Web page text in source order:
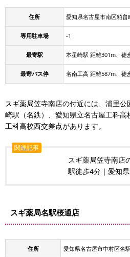
住所 愛知県名古屋市南区粕畠
専用駐車場 -1
最寄駅 本星崎駅 距離301m、徒
最寄バス停 名南工高 距離587m、徒
スギ薬局笠寺南店の付近には、浦里
崎駅（名鉄）、愛知県立名古屋工科
工科高校西交差点があります。
関連記事
スギ薬局笠寺南店
駅徒歩4分｜愛知
スギ薬局名駅桜通店
住所 愛知県名古屋市中村区名